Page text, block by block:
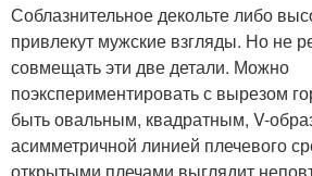
Соблазнительное декольте либо
привлекут мужские взгляды. Но не
совмещать эти две детали. Можно
поэкспериментировать с вырезом
быть овальным, квадратным, V-
асимметричной линией плечевого
открытыми плечами выглядит